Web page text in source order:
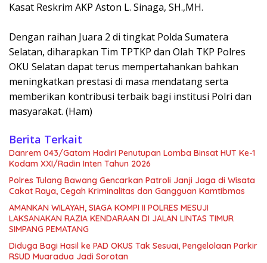
Kasat Reskrim AKP Aston L. Sinaga, SH.,MH.
Dengan raihan Juara 2 di tingkat Polda Sumatera
Selatan, diharapkan Tim TPTKP dan Olah TKP Polres
OKU Selatan dapat terus mempertahankan bahkan
meningkatkan prestasi di masa mendatang serta
memberikan kontribusi terbaik bagi institusi Polri dan
masyarakat. (Ham)
Berita Terkait
Danrem 043/Gatam Hadiri Penutupan Lomba Binsat HUT Ke-1
Kodam XXI/Radin Inten Tahun 2026
Polres Tulang Bawang Gencarkan Patroli Janji Jaga di Wisata
Cakat Raya, Cegah Kriminalitas dan Gangguan Kamtibmas
AMANKAN WILAYAH, SIAGA KOMPI II POLRES MESUJI
LAKSANAKAN RAZIA KENDARAAN DI JALAN LINTAS TIMUR
SIMPANG PEMATANG
Diduga Bagi Hasil ke PAD OKUS Tak Sesuai, Pengelolaan Parkir
RSUD Muaradua Jadi Sorotan